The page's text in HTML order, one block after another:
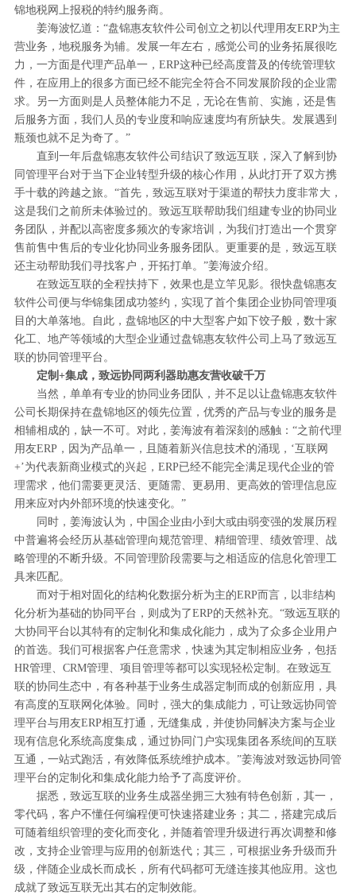
锦地税网上报税的特约服务商。
姜海波忆道：“盘锦惠友软件公司创立之初以代理用友ERP为主
营业务，地税服务为辅。发展一年左右，感觉公司的业务拓展很吃
力，一方面是代理产品单一，ERP这种已经高度普及的传统管理软
件，在应用上的很多方面已经不能完全符合不同发展阶段的企业需
求。另一方面则是人员整体能力不足，无论在售前、实施，还是售
后服务方面，我们人员的专业度和响应速度均有所缺失。发展遇到
瓶颈也就不足为奇了。”
直到一年后盘锦惠友软件公司结识了致远互联，深入了解到协
同管理平台对于当下企业转型升级的核心作用，从此打开了双方携
手十载的跨越之旅。“首先，致远互联对于渠道的帮扶力度非常大，
这是我们之前所未体验过的。致远互联帮助我们组建专业的协同业
务团队，并配以高密度多频次的专家培训，为我们打造出一个贯穿
售前售中售后的专业化协同业务服务团队。更重要的是，致远互联
还主动帮助我们寻找客户，开拓打单。”姜海波介绍。
在致远互联的全程扶持下，效果也是立竿见影。很快盘锦惠友
软件公司便与华锦集团成功签约，实现了首个集团企业协同管理项
目的大单落地。自此，盘锦地区的中大型客户如下饺子般，数十家
化工、地产等领域的大型企业通过盘锦惠友软件公司上马了致远互
联的协同管理平台。
定制+集成，致远协同两利器助惠友营收破千万
当然，单单有专业的协同业务团队，并不足以让盘锦惠友软件
公司长期保持在盘锦地区的领先位置，优秀的产品与专业的服务是
相辅相成的，缺一不可。对此，姜海波有着深刻的感触：“之前代理
用友ERP，因为产品单一，且随着新兴信息技术的涌现，‘互联网
+’为代表新商业模式的兴起，ERP已经不能完全满足现代企业的管
理需求，他们需要更灵活、更随需、更易用、更高效的管理信息应
用来应对内外部环境的快速变化。”
同时，姜海波认为，中国企业由小到大或由弱变强的发展历程
中普遍将会经历从基础管理向规范管理、精细管理、绩效管理、战
略管理的不断升级。不同管理阶段需要与之相适应的信息化管理工
具来匹配。
而对于相对固化的结构化数据分析为主的ERP而言，以非结构
化分析为基础的协同平台，则成为了ERP的天然补充。“致远互联的
大协同平台以其特有的定制化和集成化能力，成为了众多企业用户
的首选。我们可根据客户任意需求，快速为其定制相应业务，包括
HR管理、CRM管理、项目管理等都可以实现轻松定制。在致远互
联的协同生态中，有各种基于业务生成器定制而成的创新应用，具
有高度的互联网化体验。同时，强大的集成能力，可让致远协同管
理平台与用友ERP相互打通，无缝集成，并使协同解决方案与企业
现有信息化系统高度集成，通过协同门户实现集团各系统间的互联
互通，一站式跑活，有效降低系统维护成本。”姜海波对致远协同管
理平台的定制化和集成化能力给予了高度评价。
据悉，致远互联的业务生成器坐拥三大独有特色创新，其一，
零代码，客户不懂任何编程便可快速搭建业务；其二，搭建完成后
可随着组织管理的变化而变化，并随着管理升级进行再次调整和修
改，支持企业管理与应用的创新迭代；其三，可根据业务升级而升
级，伴随企业成长而成长，所有代码都可无缝连接其他应用。这也
成就了致远互联无出其右的定制效能。